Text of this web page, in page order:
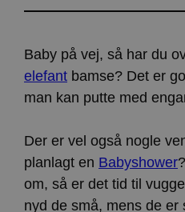
Baby på vej, så har du
elefant bamse? Det er
man kan putte med
Der er vel også nogle
planlagt en Babyshower
om, så er det tid til
nyd de små, mens de